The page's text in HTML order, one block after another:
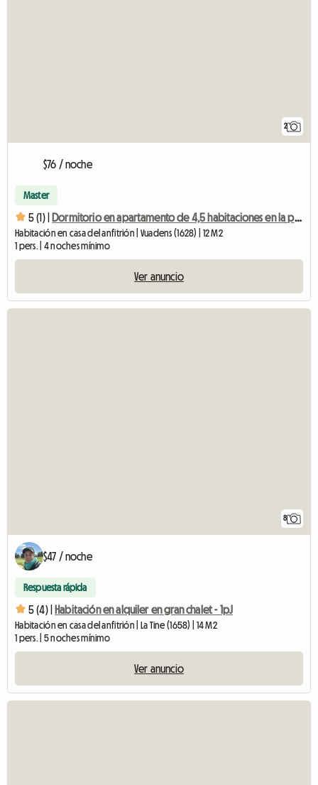
2
$76 / noche
Master
5 (1) | Dormitorio en apartamento de 4,5 habitaciones en la planta baja.
Habitación en casa del anfitrión | Vuadens (1628) | 12 M2
1 pers. | 4 noches mínimo
Ver anuncio
8
$47 / noche
Respuesta rápida
5 (4) | Habitación en alquiler en gran chalet - 1pJ
Habitación en casa del anfitrión | La Tine (1658) | 14 M2
1 pers. | 5 noches mínimo
Ver anuncio